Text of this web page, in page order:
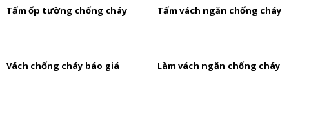
Tấm ốp tường chống cháy Tấm vách ngăn chống cháy
Vách chống cháy báo giá Làm vách ngăn chống cháy